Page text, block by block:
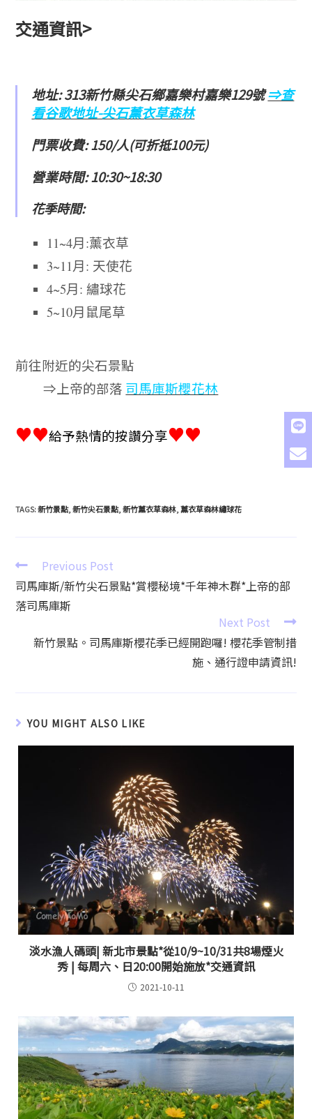
交通資訊>
地址: 313新竹縣尖石鄉嘉樂村嘉樂129號⇒查
看谷歌地址-尖石薰衣草森林
門票收費: 150/人(可折抵100元)
營業時間: 10:30~18:30
花季時間:
11~4月:薰衣草
3~11月: 天使花
4~5月: 繡球花
5~10月鼠尾草
前往附近的尖石景點
⇒上帝的部落 司馬庫斯櫻花林
♥♥給予熱情的按讚分享♥♥
TAGS:新竹景點, 新竹尖石景點, 新竹薰衣草森林, 薰衣草森林繡球花
Previous Post
司馬庫斯/新竹尖石景點*賞櫻秘境*千年神木群*上帝的部
落司馬庫斯
Next Post
新竹景點。司馬庫斯櫻花季已經開跑囉! 櫻花季管制措
施、通行證申請資訊!
YOU MIGHT ALSO LIKE
淡水漁人碼頭| 新北市景點*從10/9~10/31共8場煙火
秀 | 每周六、日20:00開始施放*交通資訊
2021-10-11